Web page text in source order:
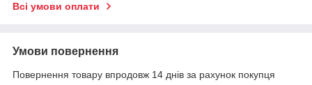
Всі умови оплати
Умови повернення
Повернення товару впродовж 14 днів за рахунок покупця